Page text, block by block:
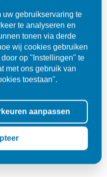
gebruikservaring te
te analyseren en
tonen via derde
wij cookies gebruiken
op "Instellingen" te
met ons gebruik van
toestaan".
aanpassen